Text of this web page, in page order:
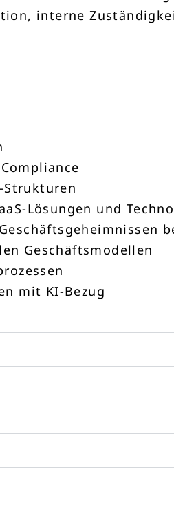
interne
Strukturen
Lösungen und
Geschäftsmodellen
mit KI-Bezug